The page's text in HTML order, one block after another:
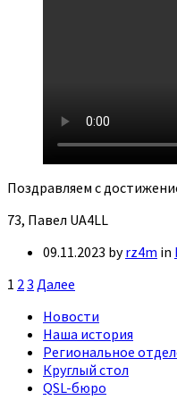
Поздравляем с
73, Павел UA4LL
09.11.2023 byrz4m in
Пагинация
записей
1 23 Далее
Новости
Наша история
Региональное
Круглый стол
QSL-бюро